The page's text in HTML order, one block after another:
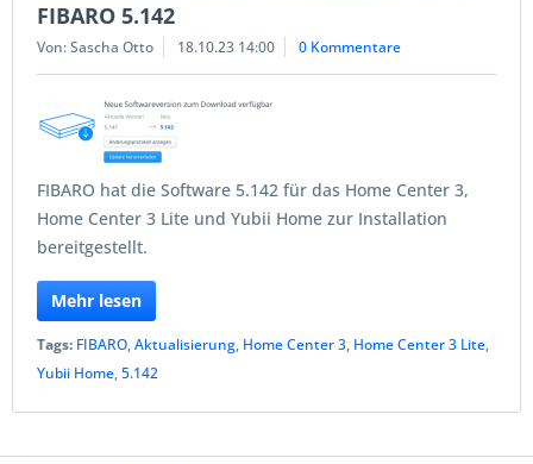
FIBARO 5.142
Von: Sascha Otto 18.10.23 14:00 0 Kommentare
FIBARO hat die Software 5.142 für das Home Center 3,
Home Center 3 Lite und Yubii Home zur Installation
bereitgestellt.
Mehr lesen
Tags: FIBARO,Aktualisierung, Home Center 3, Home Center 3 Lite,
Yubii Home,5.142